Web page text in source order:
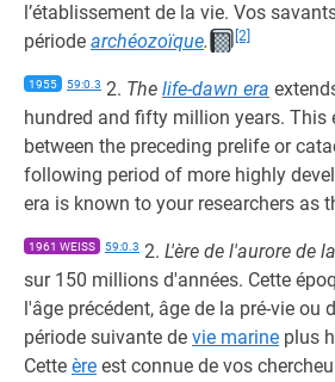
l’établissement de la vie. Vos
période archéozoïque. [2]
1955 59:0.3 2. The life-dawn era
hundred and fifty million years. This
between the preceding prelife or
following period of more highly
era is known to your researchers as
1961 WEISS 59:0.3 2. L'ère de l'aurore de
sur 150 millions d'années. Cette
l'âge précédent, âge de la pré-vie ou
période suivante de vie marine plus
Cette ère est connue de vos